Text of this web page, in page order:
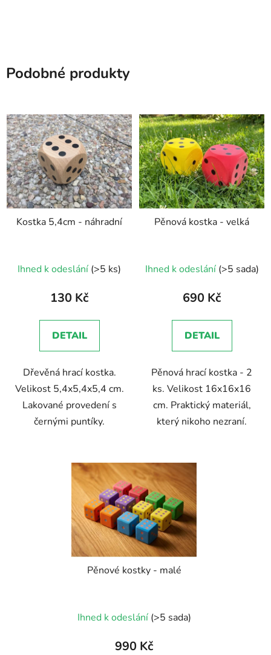
Podobné produkty
Kostka 5,4cm - náhradní
Ihned k odeslání (>5 ks)
130 Kč
DETAIL
Dřevěná hrací kostka.
Velikost 5,4x5,4x5,4 cm.
Lakované provedení s
černými puntíky.
Pěnová kostka - velká
hodnocení
produktu
5,0
z
hvězdiček.
Ihned k odeslání (>5 sada)
690 Kč
DETAIL
Pěnová hrací kostka - 2
ks. Velikost 16x16x16
cm. Praktický materiál,
který nikoho nezraní.
Pěnové kostky - malé
hodnocení
produktu
Ihned k odeslání (>5 sada)
990 Kč